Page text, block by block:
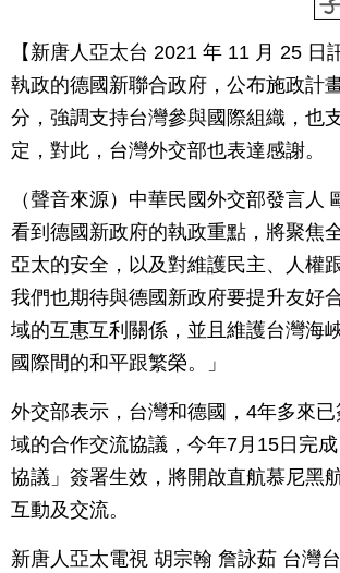
【新唐人亞太台 2021 年 11 月 25 日
執政的德國新聯合政府，公布施政計
分，強調支持台灣參與國際組織，也
定，對此，台灣外交部也表達感謝。
（聲音來源）中華民國外交部發言人
看到德國新政府的執政重點，將聚焦
亞太的安全，以及對維護民主、人權
我們也期待與德國新政府要提升友好
域的互惠互利關係，並且維護台灣海
國際間的和平跟繁榮。」
外交部表示，台灣和德國，4年多來
域的合作交流協議，今年7月15日完
協議」簽署生效，將開啟直航慕尼黑
互動及交流。
新唐人亞太電視 胡宗翰 詹詠茹 台灣